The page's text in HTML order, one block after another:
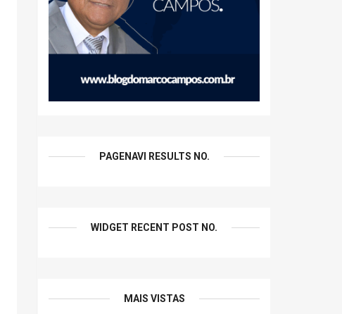
PAGENAVI RESULTS NO.
WIDGET RECENT POST NO.
MAIS VISTAS